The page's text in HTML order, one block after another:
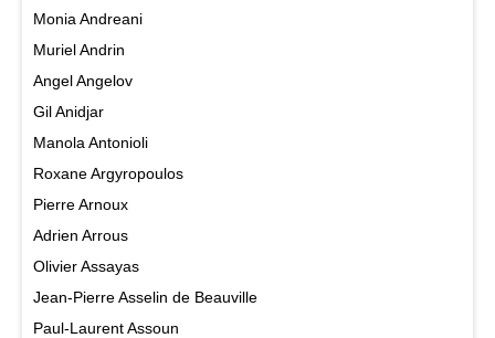
Monia Andreani
Muriel Andrin
Angel Angelov
Gil Anidjar
Manola Antonioli
Roxane Argyropoulos
Pierre Arnoux
Adrien Arrous
Olivier Assayas
Jean-Pierre Asselin de Beauville
Paul-Laurent Assoun